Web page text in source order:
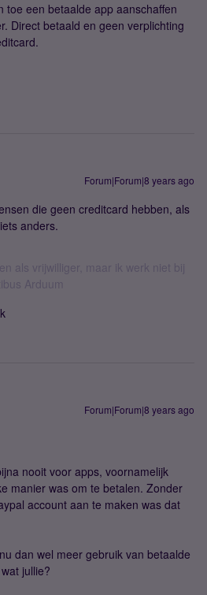
toe een betaalde app aanschaffen
Direct betaald en geen verplichting
Forum|Forum|8 years ago
die geen creditcard hebben, als
anders.
als vrijwilliger, maar ik werk niet bij
Arduum
Forum|Forum|8 years ago
nooit voor apps, voornamelijk
manier was om te betalen. Zonder
account aan te maken was dat
dan wel meer gebruik van betaalde
jullie?